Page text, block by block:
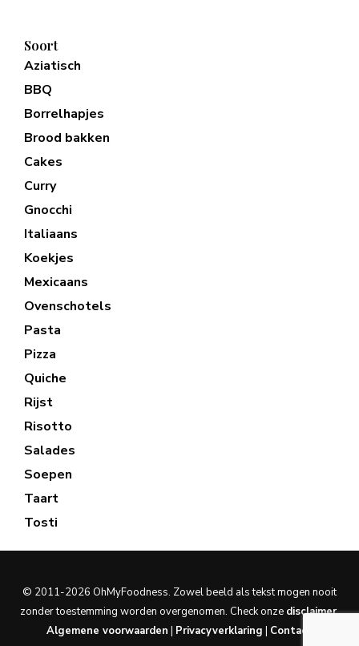
Soort
Aziatisch
BBQ
Borrelhapjes
Brood bakken
Cakes
Curry
Gnocchi
Italiaans
Koekjes
Mexicaans
Ovenschotels
Pasta
Pizza
Quiche
Rijst
Risotto
Salades
Soepen
Taart
Tosti
© 2011-2026 OhMyFoodness. Zowel beeld als tekst mogen nooit
zonder toestemming worden overgenomen. Check onze disclaimer.
Algemene voorwaarden | Privacyverklaring | Contact